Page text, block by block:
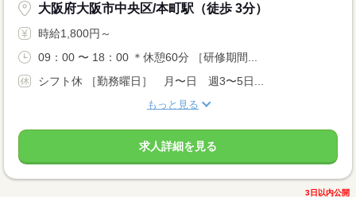
大阪府大阪市中央区/本町駅（徒歩 3分）
時給1,800円～
09：00 〜 18：00 ＊休憩60分 ［研修期間...
シフト休 ［勤務曜日］ 月〜日 週3〜5日...
もっと見る
求人詳細を見る
3日以内公開